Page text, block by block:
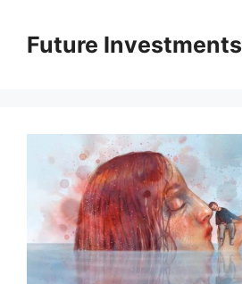
вмістуFuture Investments